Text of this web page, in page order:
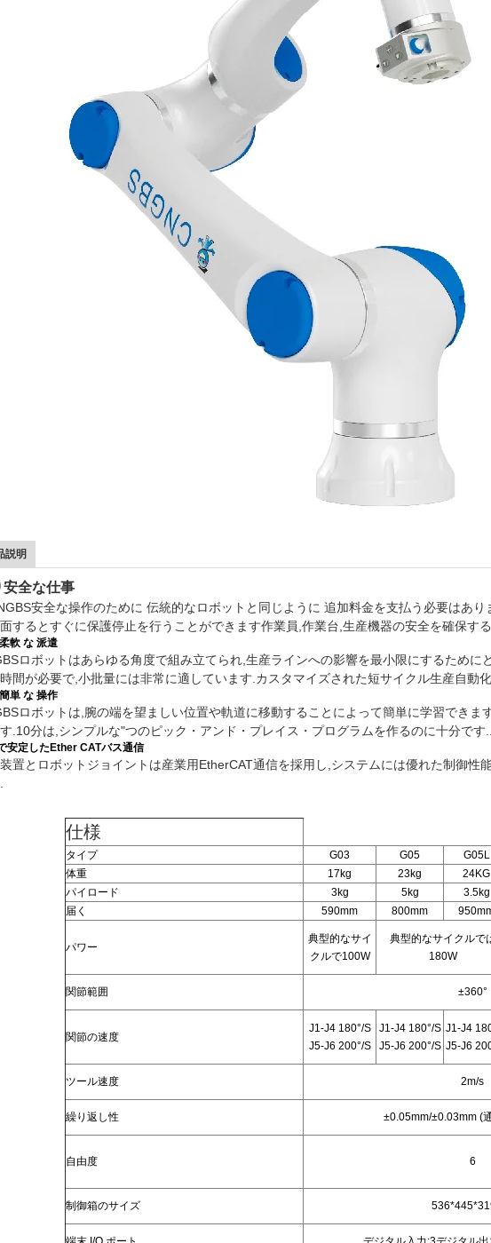
説明
安全な仕事
安全な操作のために 伝統的なロボットと同じように 追加料金を支払う必要はあ
するとすぐに保護停止を行うことができます作業員,作業台,生産機器の安全を確保する.
軟 な 派遣
ロボットはあらゆる角度で組み立てられ,生産ラインへの影響を最小限にするために
間が必要で,小批量には非常に適しています.カスタマイズされた短サイクル生産自動
単 な 操作
ロボットは,腕の端を望ましい位置や軌道に移動することによって簡単に学習できま
.10分は,シンプルな"つのピック・アンド・プレイス・プログラムを作るのに十分です..
安定したEther CATバス通信
置とロボットジョイントは産業用EtherCAT通信を採用し,システムには優れた制御性
仕様
タイプ G03 G05 G05L
体重
17kg 23kg 24KG
パイロード
3kg 5kg 3.5kg
届く
590mm 800mm
パワー
典型的なサイ
クルで100W
典型的なサイクルで
180W
関節範囲 ±360°
関節の速度
J1-J4 180°/S
J5-J6 200°/S
J1-J4 180°/S
J5-J6 200°/S
J1-J4
J5-J6
ツール速度 2m/s
繰り返し性 ±0.05mm/±0.03mm (
自由度 6
制御箱のサイズ